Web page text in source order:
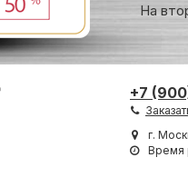
На
+7
г.
Время